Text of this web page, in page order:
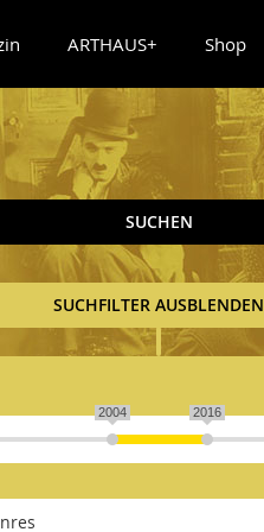
ARTHAUS+ Shop
SUCHEN
SUCHFILTER AUSBLENDEN
2004 2016